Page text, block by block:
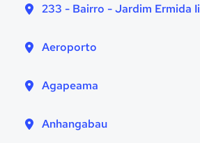
233 - Bairro - Jardim Ermida Ii
Aeroporto
Agapeama
Anhangabau